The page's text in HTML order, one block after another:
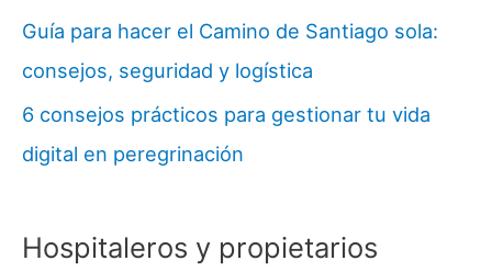
Guía para hacer el Camino de Santiago sola:
consejos, seguridad y logística
6 consejos prácticos para gestionar tu vida
digital en peregrinación
Hospitaleros y propietarios